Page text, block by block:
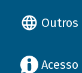
Outros